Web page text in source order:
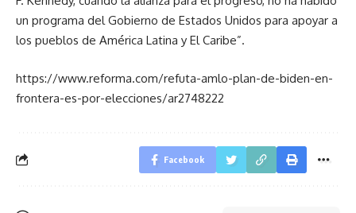
un programa del Gobierno de Estados Unidos para apoyar a
los pueblos de América Latina y El Caribe”.
https://www.reforma.com/refuta-amlo-plan-de-biden-en-
frontera-es-por-elecciones/ar2748222
Facebook